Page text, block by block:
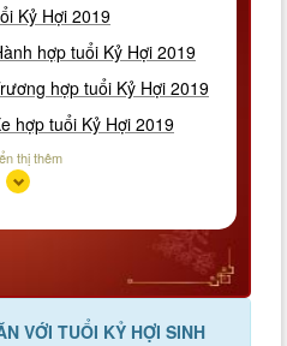
Kỷ Hợi 2019
hợp tuổi Kỷ Hợi 2019
hợp tuổi Kỷ Hợi 2019
hợp tuổi Kỷ Hợi 2019
hợp tuổi Kỷ Hợi 2019
hợp tuổi Kỷ Hợi 2019
hợp tuổi Kỷ Hợi 2019
hợp tuổi Kỷ Hợi 2019
thị thêm
VỚI TUỔI KỶ HỢI SINH